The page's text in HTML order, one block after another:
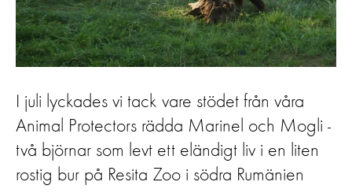
I juli lyckades vi tack vare stödet från våra
Animal Protectors rädda Marinel och Mogli -
två björnar som levt ett eländigt liv i en liten
rostig bur på Resita Zoo i södra Rumänien